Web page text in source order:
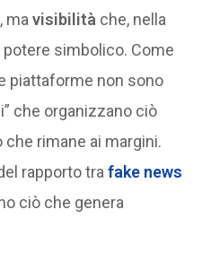
mavisibilità che, nella
simbolico. Come
piattaforme non sono
che organizzano ciò
rimane ai margini.
rapporto trafake news
ciò che genera